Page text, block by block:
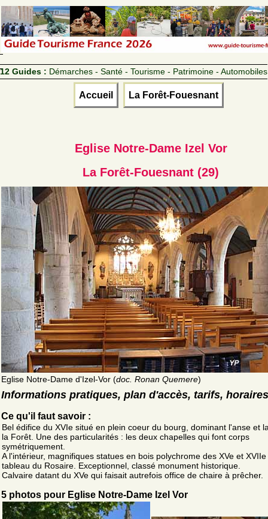
12 Guides : Démarches - Santé - Tourisme - Patrimoine - Automobiles
Accueil La Forêt-Fouesnant
Eglise Notre-Dame Izel Vor
La Forêt-Fouesnant (29)
Eglise Notre-Dame d'Izel-Vor (doc. Ronan Quemere)
Informations pratiques, plan d'accès, tarifs, horaires
Ce qu'il faut savoir :
Bel édifice du XVIe situé en plein coeur du bourg, dominant l'anse et
la Forêt. Une des particularités : les deux chapelles qui font corps
symétriquement.
A l'intérieur, magnifiques statues en bois polychrome des XVe et
tableau du Rosaire. Exceptionnel, classé monument historique.
Calvaire datant du XVe qui faisait autrefois office de chaire à prêcher.
5 photos pour Eglise Notre-Dame Izel Vor